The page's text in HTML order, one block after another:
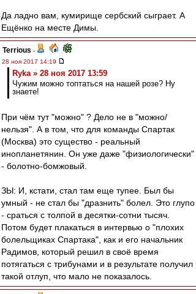
Да ладно вам, кумирище сербский сыграет. А
Ещёнко на месте Димы.
Terrious -
28 ноя 2017 14:19
Ryka » 28 ноя 2017 13:59
Чужим можно топтаться на нашей розе? Ну
знаете!
При чём тут "можно" ? Дело не в "можно/
нельзя". А в том, что для команды Спартак
(Москва) это существо - реальный
инопланетянин. Он уже даже "физиологически"
- болотно-бомжовый.
ЗЫ: И, кстати, стал там еще тупее. Был бы
умный - не стал бы "дразнить" болел. Это глупо
- сраться с толпой в десятки-сотни тысяч.
Потом будет плакаться в интервью о "плохих
болельщиках Спартака", как и его начальник
Радимов, который решил в своё время
потягаться с трибунами и в результате получил
такой отлуп, что мало не показалось.